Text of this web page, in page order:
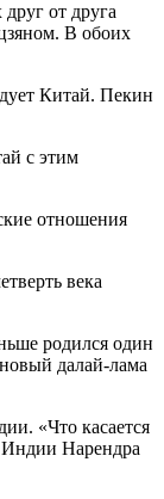
от друга
В обоих
Китай. Пекин
с этим
отношения
века
родился один
далай-лама
«Что касается
Индии Нарендра